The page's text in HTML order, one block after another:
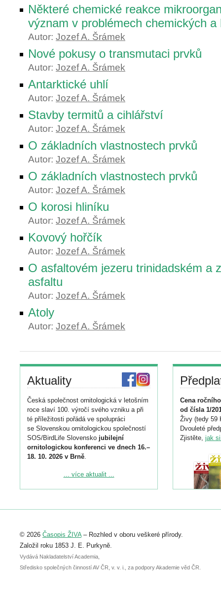
Některé chemické reakce
význam v problémech chemických a
Autor: Jozef A. Šrámek
Nové pokusy o transmutaci prvků
Autor: Jozef A. Šrámek
Antarktické uhlí
Autor: Jozef A. Šrámek
Stavby termitů a cihlářství
Autor: Jozef A. Šrámek
O základních vlastnostech prvků
Autor: Jozef A. Šrámek
O základních vlastnostech prvků
Autor: Jozef A. Šrámek
O korosi hliníku
Autor: Jozef A. Šrámek
Kovový hořčík
Autor: Jozef A. Šrámek
O asfaltovém jezeru trinidadském a
asfaltu
Autor: Jozef A. Šrámek
Atoly
Autor: Jozef A. Šrámek
Aktuality
Česká společnost ornitologická v letošním
roce slaví 100. výročí svého vzniku a při
té příležitosti pořádá ve spolupráci
se Slovenskou ornitologickou společností
SOS/BirdLife Slovensko jubilejní
ornitologickou konferenci ve dnech 16.–
18. 10. 2026 v Brně.
Podrobnější informace ke konferenci
Registrovat se můžete do 6. září.
abstraktu přihlášené přednášky nebo
posteru je už 30. června.
... více aktualit ...
Cena
od čísla 1/
Živy (tedy 59
Dvouleté
Zjistěte, jak
© 2026 Časopis ŽIVA– Rozhled v oboru veškeré přírody.
Založil roku 1853 J. E. Purkyně.
Vydává Nakladatelství Academia,
Středisko společných činností AV ČR, v. v. i., za podpory Akademie věd ČR.